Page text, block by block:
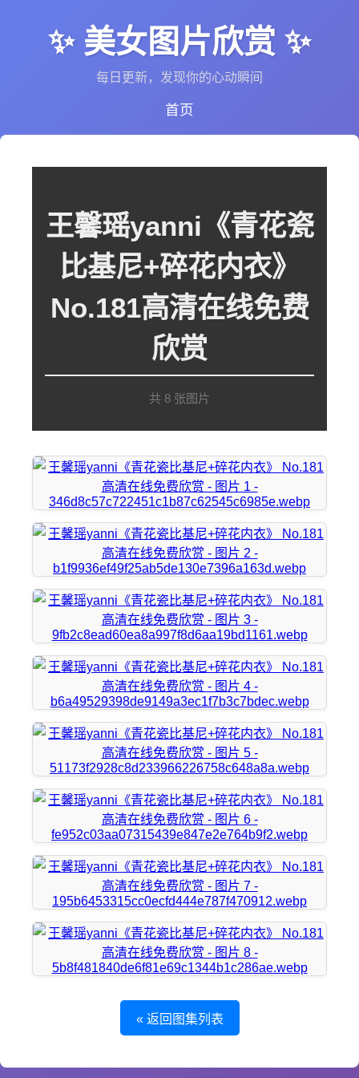
✨ 美女图片欣赏 ✨
每日更新，发现你的心动瞬间
首页
王馨瑶yanni《青花瓷
比基尼+碎花内衣》
No.181高清在线免费
欣赏
共 8 张图片
« 返回图集列表